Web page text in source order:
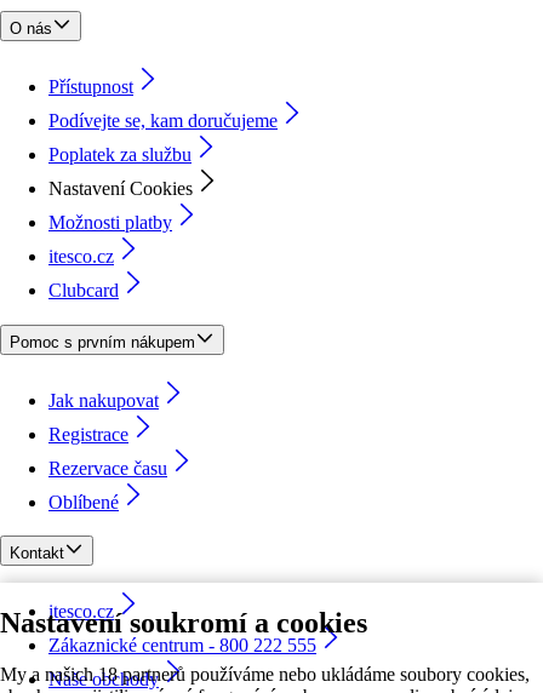
Nastavení soukromí a cookies
My a našich 18 partnerů používáme nebo ukládáme soubory cookies,
O nás
Přístupnost
Podívejte se, kam doručujeme
Poplatek za službu
Nastavení Cookies
Možnosti platby
itesco.cz
Clubcard
Pomoc s prvním nákupem
Jak nakupovat
Registrace
Rezervace času
Oblíbené
Kontakt
itesco.cz
Zákaznické centrum - 800 222 555
Naše obchody